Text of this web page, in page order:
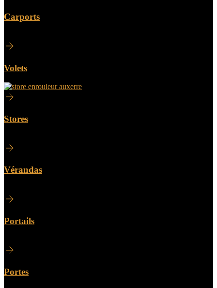
Carports
Volets
Stores
Vérandas
Portails
Portes